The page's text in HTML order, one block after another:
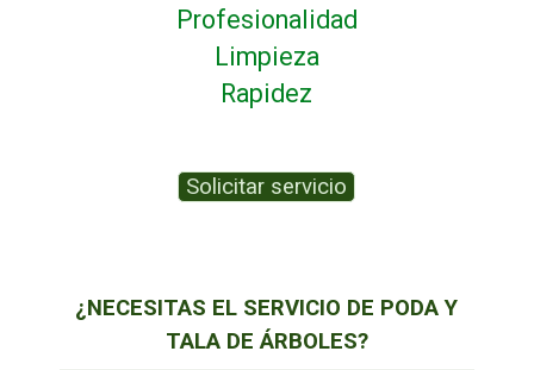
Profesionalidad
Limpieza
Rapidez
Solicitar servicio
¿NECESITAS EL SERVICIO DE PODA Y
TALA DE ÁRBOLES?